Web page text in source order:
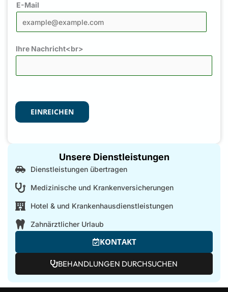
E-Mail
Ihre Nachricht<br>
EINREICHEN
Unsere Dienstleistungen
Dienstleistungen übertragen
Medizinische und Krankenversicherungen
Hotel & und Krankenhausdienstleistungen
Zahnärztlicher Urlaub
KONTAKT
BEHANDLUNGEN DURCHSUCHEN